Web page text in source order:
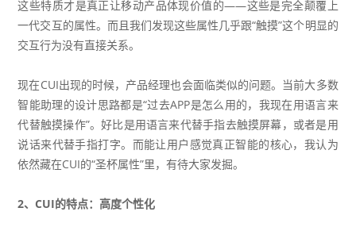
这些特质才是真正让移动产品体现价值的——这些是完全颠覆上
一代交互的属性。而且我们发现这些属性几乎跟“触摸”这个明显的
交互行为没有直接关系。
现在CUI出现的时候，产品经理也会面临类似的问题。当前大多数
智能助理的设计思路都是“过去APP是怎么用的，我现在用语言来
代替触摸操作”。好比是用语言来代替手指去触摸屏幕，或者是用
说话来代替手指打字。而能让用户感觉真正智能的核心，我认为
依然藏在CUI的“圣杯属性”里，有待大家发掘。
2、CUI的特点：高度个性化